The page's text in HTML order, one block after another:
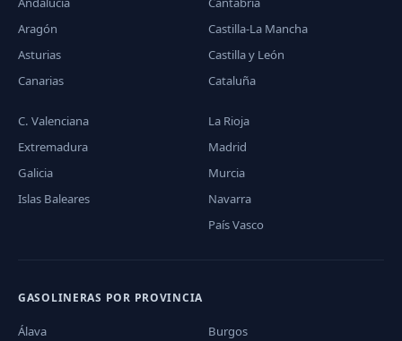
Aragón
Asturias
Canarias
Castilla-La Mancha
Castilla y León
Cataluña
C. Valenciana
Extremadura
Galicia
Islas Baleares
La Rioja
Madrid
Murcia
Navarra
País Vasco
GASOLINERAS POR PROVINCIA
Álava
Burgos